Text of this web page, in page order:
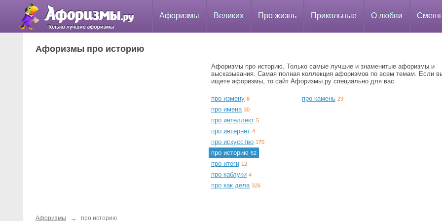
Афоризмы Великих Про жизнь Прикольные О любви
Афоризмы про историю
Афоризмы про историю. Только самые лучшие и знаменитые афоризмы и
высказывания. Самая полная коллекция афоризмов по всем темам. Если
ищете афоризмы, то сайт Афоризмы.ру специально для вас.
про измену 8
про имена 30
про интеллект 5
про интернет 4
про искусство 170
про историю 52
про итоги 12
про каблуки 4
про как дела 326
про камень 29
Афоризмы → про историю